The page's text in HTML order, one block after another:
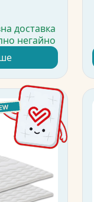
доставка
негайно